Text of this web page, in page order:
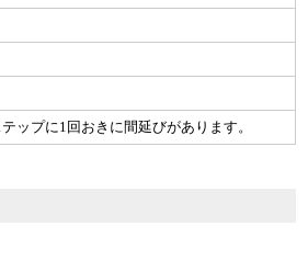
ップに1回おきに間延びがあります。